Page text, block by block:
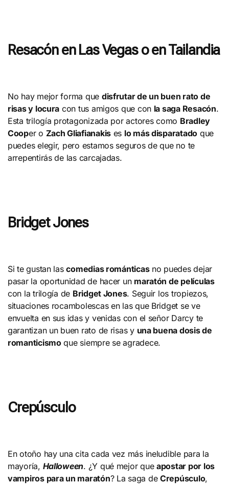
Resacón en Las Vegas o en Tailandia
No hay mejor forma que disfrutar de un buen rato de
risas y locura con tus amigos que con la saga Resacón.
Esta trilogía protagonizada por actores como Bradley
Cooper o Zach Gliafianakis es lo más disparatado que
puedes elegir, pero estamos seguros de que no te
arrepentirás de las carcajadas.
Bridget Jones
Si te gustan lascomedias románticasno puedes dejar
pasar la oportunidad de hacer un maratón de películas
con la trilogía de Bridget Jones. Seguir los tropiezos,
situaciones rocambolescas en las que Bridget se ve
envuelta en sus idas y venidas con el señor Darcy te
garantizan un buen rato de risas y una buena dosis de
romanticismoque siempre se agradece.
Crepúsculo
En otoño hay una cita cada vez más ineludible para la
mayoría, Halloween. ¿Y qué mejor queapostar por los
vampiros para un maratón? La saga deCrepúsculo,